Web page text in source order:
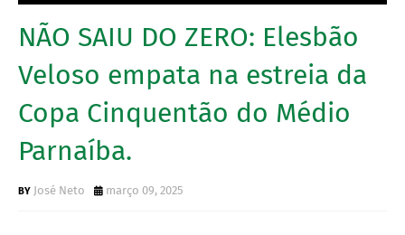
NÃO SAIU DO ZERO: Elesbão
Veloso empata na estreia da
Copa Cinquentão do Médio
Parnaíba.
José Neto março 09, 2025